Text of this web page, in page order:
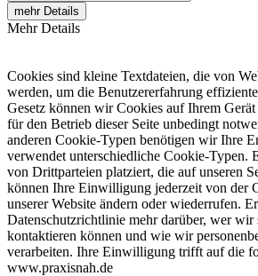
mehr Details
Mehr Details
Cookies sind kleine Textdateien, die von
werden, um die Benutzererfahrung
Gesetz können wir Cookies auf Ihrem
für den Betrieb dieser Seite unbedingt
anderen Cookie-Typen benötigen wir Ihre
verwendet unterschiedliche Cookie-Typen.
von Drittparteien platziert, die auf unseren
können Ihre Einwilligung jederzeit von der
unserer Website ändern oder wiederrufen.
Datenschutzrichtlinie mehr darüber, wer wir
kontaktieren können und wie wir
verarbeiten. Ihre Einwilligung trifft auf die
www.praxisnah.de